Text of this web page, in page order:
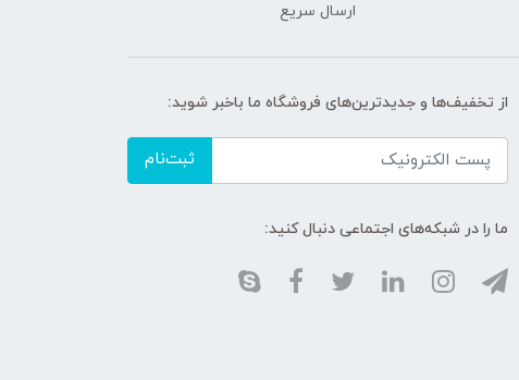
ارسال سریع
از تخفیف‌ها و جدیدترین‌های فروشگاه ما باخبر شوید:
ثبت‌نام
ما را در شبکه‌های اجتماعی دنبال کنید: